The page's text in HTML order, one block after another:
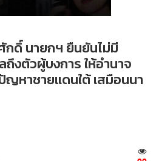
ดิ์ นายกฯ ยืนยันไม่มี
งตัวผู้บงการ ให้อำนาจ
ญหาชายแดนใต้ เสมือนนา